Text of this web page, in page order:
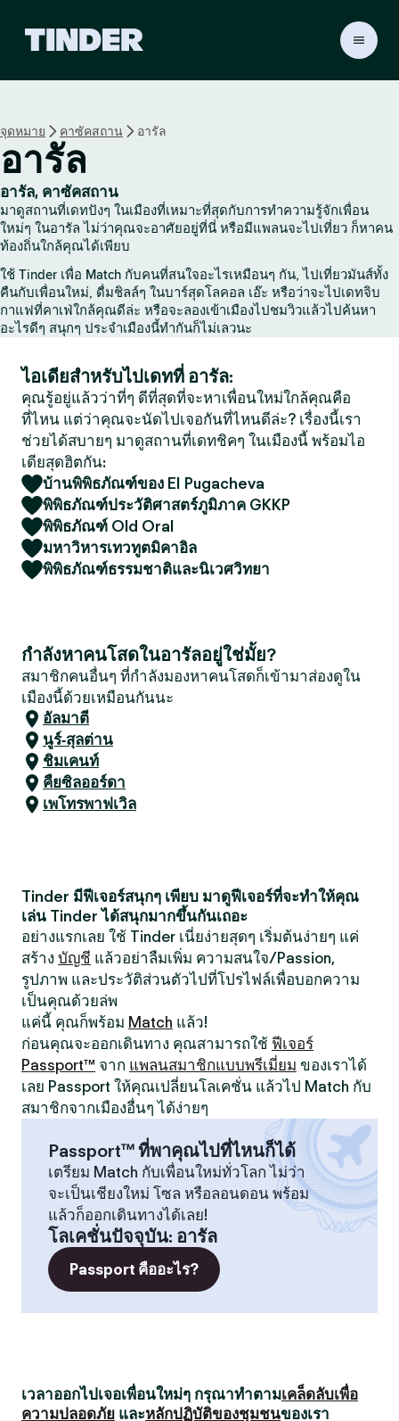
ก
d
e
จุดหมาย คาซัคสถาน อารัล
อารัล
อารัล, คาซัคสถาน
มาดูสถานที่เดทปังๆ ในเมืองที่เหมาะที่สุดกับการทำความรู้จักเพื่อน
ใหม่ๆ ในอารัล ไม่ว่าคุณจะอาศัยอยู่ที่นี่ หรือมีแพลนจะไปเที่ยว ก็หาคน
ท้องถิ่นใกล้คุณได้เพียบ
ใช้ Tinder เพื่อ Match กับคนที่สนใจอะไรเหมือนๆ กัน, ไปเที่ยวมันส์ทั้ง
คืนกับเพื่อนใหม่, ดื่มชิลล์ๆ ในบาร์สุดโลคอล เอ๊ะ หรือว่าจะไปเดทจิบ
กาแฟที่คาเฟ่ใกล้คุณดีล่ะ หรือจะลองเข้าเมืองไปชมวิวแล้วไปค้นหา
อะไรดีๆ สนุกๆ ประจำเมืองนี้ทำกันก็ไม่เลวนะ
ไอเดียสำหรับไปเดทที่ อารัล:
คุณรู้อยู่แล้วว่าที่ๆ ดีที่สุดที่จะหาเพื่อนใหม่ใกล้คุณคือ
ที่ไหน แต่ว่าคุณจะนัดไปเจอกันที่ไหนดีล่ะ? เรื่องนี้เรา
ช่วยได้สบายๆ มาดูสถานที่เดทชิคๆ ในเมืองนี้ พร้อมไอ
เดียสุดฮิตกัน:
บ้านพิพิธภัณฑ์ของ EI Pugacheva
พิพิธภัณฑ์ประวัติศาสตร์ภูมิภาค GKKP
พิพิธภัณฑ์ Old Oral
มหาวิหารเทวทูตมิคาอิล
พิพิธภัณฑ์ธรรมชาติและนิเวศวิทยา
กำลังหาคนโสดในอารัลอยู่ใช่มั้ย?
สมาชิกคนอื่นๆ ที่กำลังมองหาคนโสดก็เข้ามาส่องดูใน
เมืองนี้ด้วยเหมือนกันนะ
อัลมาตี
นูร์-สุลต่าน
ชิมเคนท์
คืยซิลออร์ดา
เพโทรพาฟเวิล
Tinder มีฟีเจอร์สนุกๆ เพียบ มาดูฟีเจอร์ที่จะทำให้คุณ
เล่น Tinder ได้สนุกมากขึ้นกันเถอะ
อย่างแรกเลย ใช้ Tinder เนี่ยง่ายสุดๆ เริ่มต้นง่ายๆ แค่
สร้าง บัญชี แล้วอย่าลืมเพิ่ม ความสนใจ/Passion,
รูปภาพ และประวัติส่วนตัวไปที่โปรไฟล์เพื่อบอกความ
เป็นคุณด้วยล่พ
แค่นี้ คุณก็พร้อม Match แล้ว!
ก่อนคุณจะออกเดินทาง คุณสามารถใช้ ฟีเจอร์
Passport™ จาก แพลนสมาชิกแบบพรีเมี่ยม ของเราได้
เลย Passport ให้คุณเปลี่ยนโลเคชั่น แล้วไป Match กับ
สมาชิกจากเมืองอื่นๆ ได้ง่ายๆ
Passport™ ที่พาคุณไปที่ไหนก็ได้
เตรียม Match กับเพื่อนใหม่ทั่วโลก ไม่ว่า
จะเป็นเชียงใหม่ โซล หรือลอนดอน พร้อม
แล้วก็ออกเดินทางได้เลย!
โลเคชั่นปัจจุบัน: อารัล
Passport คืออะไร?
เวลาออกไปเจอเพื่อนใหม่ๆ กรุณาทำตามเคล็ดลับเพื่อ
ความปลอดภัย และหลักปฏิบัติของชุมชนของเรา